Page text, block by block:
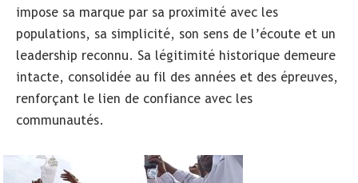
impose sa marque par sa proximité avec les
populations, sa simplicité, son sens de l’écoute et un
leadership reconnu. Sa légitimité historique demeure
intacte, consolidée au fil des années et des épreuves,
renforçant le lien de confiance avec les
communautés.